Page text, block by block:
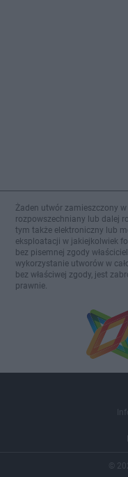
Żaden utwór zamieszczony
rozpowszechniany lub dalej
tym także elektroniczny lub
eksploatacji w jakiejkolwiek
bez pisemnej zgody
wykorzystanie utworów w
bez właściwej zgody, jest
prawnie.
©